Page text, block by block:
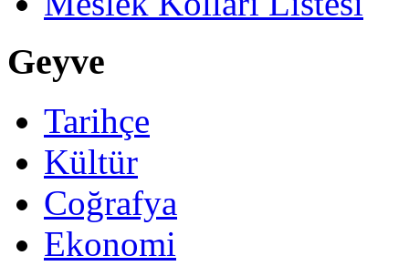
Geyve
Tarihçe
Kültür
Coğrafya
Ekonomi